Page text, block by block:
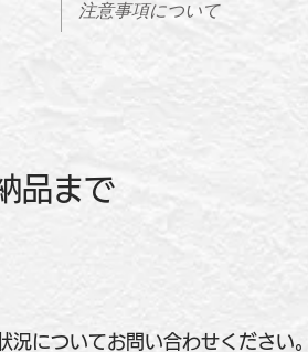
注意事項について
品まで
についてお問い合わせください。